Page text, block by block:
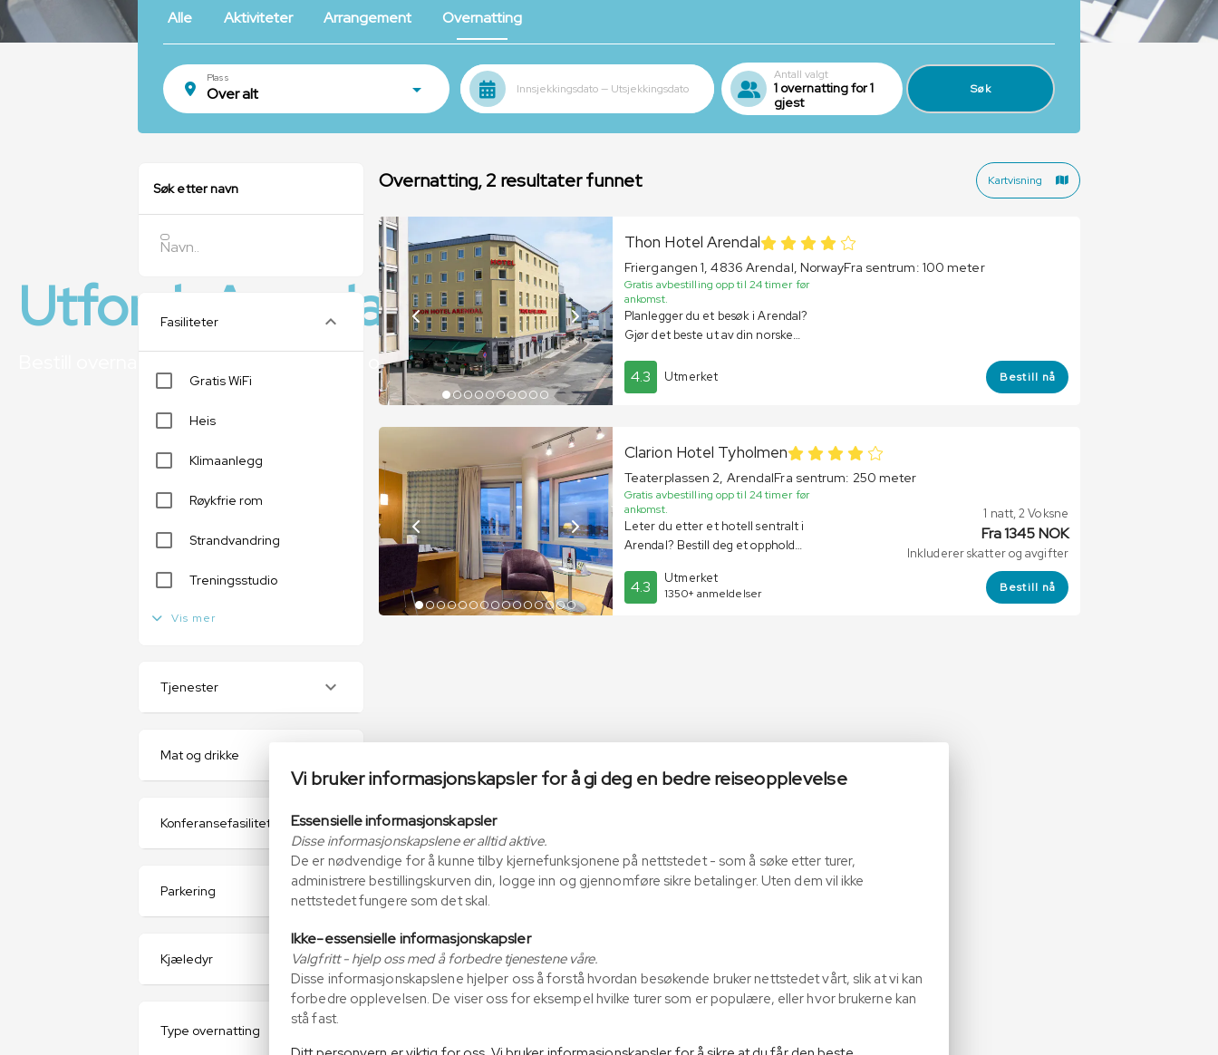
Utforsk Arendal
Bestill overnatting & aktiviteter hos oss og finn ut hva denne vakre byen kan tilby deg
Alle Aktiviteter Arrangement Overnatting
Plass
Innsjekkingsdato — Utsjekkingsdato
Antall valgt
1 overnatting for 1
gjest
Søk
Søk etter navn
Fasiliteter
Gratis WiFi
Heis
Klimaanlegg
Røykfrie rom
Strandvandring
Treningsstudio
Vis mer
Tjenester
Mat og drikke
Konferansefasiliteter
Parkering
Kjæledyr
Type overnatting
Overnatting, 2 resultater funnet Kartvisning
Thon Hotel Arendal
Friergangen 1, 4836 Arendal, NorwayFra sentrum: 100 meter
Gratis avbestilling opp til 24 timer før
ankomst.
Planlegger du et besøk i Arendal?
Gjør det beste ut av din norske
Thon Hotel Arendal, et hotell ved
sjøen som ligger i sentrum.
4.3 Utmerket Bestill nå
Clarion Hotel Tyholmen
Teaterplassen 2, ArendalFra sentrum: 250 meter
Gratis avbestilling opp til 24 timer før
ankomst.
Leter du etter et hotell sentralt i
Arendal? Bestill deg et opphold
beliggenhet ut mot Galtesund,
for et behagelig opphold
4.3 Utmerket
1350+ anmeldelser
1 natt, 2 Voksne
Fra 1345 NOK
Inkluderer skatter og avgifter
Bestill nå
Vi bruker informasjonskapsler for å gi deg en bedre reiseopplevelse
Essensielle informasjonskapsler
Disse informasjonskapslene er alltid aktive.
De er nødvendige for å kunne tilby kjernefunksjonene på nettstedet - som å søke etter turer,
administrere bestillingskurven din, logge inn og gjennomføre sikre betalinger. Uten dem vil ikke
nettstedet fungere som det skal.
Ikke-essensielle informasjonskapsler
Valgfritt - hjelp oss med å forbedre tjenestene våre.
Disse informasjonskapslene hjelper oss å forstå hvordan besøkende bruker nettstedet vårt, slik at vi kan
forbedre opplevelsen. De viser oss for eksempel hvilke turer som er populære, eller hvor brukerne kan
stå fast.